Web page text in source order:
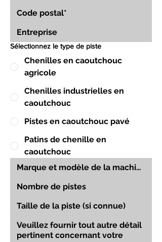
Sélectionnez le type de piste
Chenilles en caoutchouc
agricole
Chenilles industrielles en
caoutchouc
Pistes en caoutchouc pavé
Patins de chenille en
caoutchouc